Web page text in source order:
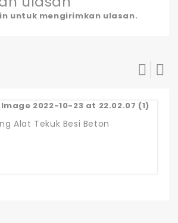
untuk mengirimkan ulasan.
Alat Tekuk Besi Beton